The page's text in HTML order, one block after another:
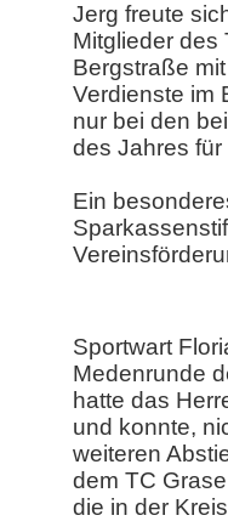
Jerg freute
Mitglieder des
Bergstraße
Verdienste im
nur bei den
des Jahres
Ein
Sportwart
Medenrunde
hatte das
und konnte,
weiteren
dem TC
die in der